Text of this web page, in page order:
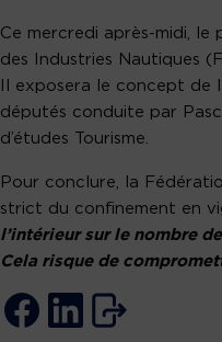
Ce mercredi après-midi,
des Industries Nautiques
Il exposera le concept de
députés conduite par
d’études Tourisme.
Pour conclure, la
strict du confinement en
l’intérieur sur le nombre
Cela risque de